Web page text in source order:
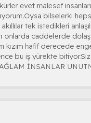
evet malesef
bilselerki
tek istedikleri
onlarda caddelerde
hafif derecede
bu iş yürekte
İNSANLAR